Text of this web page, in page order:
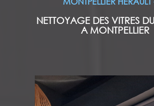
NETTOYAGE DES VITRES
A MONTPELLIER